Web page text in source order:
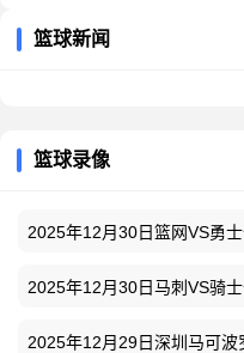
篮球新闻
篮球录像
2025年12月30日篮网VS勇
2025年12月30日马刺VS骑
2025年12月29日深圳马可